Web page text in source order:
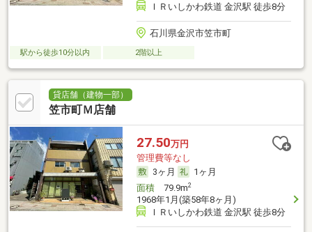
ＩＲいしかわ鉄道 金沢駅 徒歩8分
石川県金沢市笠市町
駅から徒歩10分以内 2階以上
貸店舗（建物一部）
笠市町Ｍ店舗
27.50万円
管理費等なし
3ヶ月
1ヶ月
面積79.9m2
1968年1月(築58年8ヶ月)
ＩＲいしかわ鉄道 金沢駅 徒歩8分